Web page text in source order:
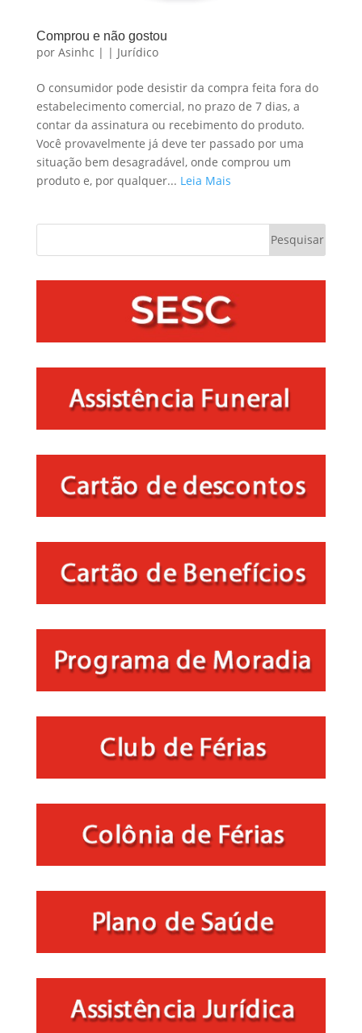
Comprou e não gostou
por Asinhc | | Jurídico
O consumidor pode desistir da compra feita fora do
estabelecimento comercial, no prazo de 7 dias, a
contar da assinatura ou recebimento do produto.
Você provavelmente já deve ter passado por uma
situação bem desagradável, onde comprou um
produto e, por qualquer... Leia Mais